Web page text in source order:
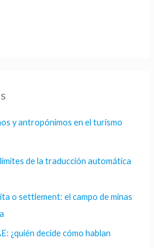
y antropónimos en el turismo
de la traducción automática
o settlement: el campo de minas
¿quién decide cómo hablan